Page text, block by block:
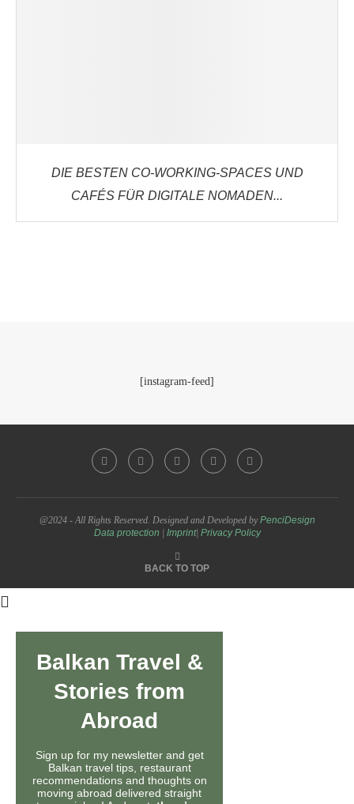
DIE BESTEN CO-WORKING-SPACES UND
CAFÉS FÜR DIGITALE NOMADEN...
[instagram-feed]
@2024 - All Rights Reserved. Designed and Developed byPenciDesign
Data protection | Imprint| Privacy Policy
BACK TO TOP
Balkan Travel &
Stories from
Abroad
Sign up for my newsletter and get
Balkan travel tips, restaurant
recommendations and thoughts on
moving abroad delivered straight